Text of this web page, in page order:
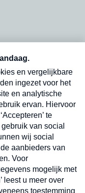
in
Verzend